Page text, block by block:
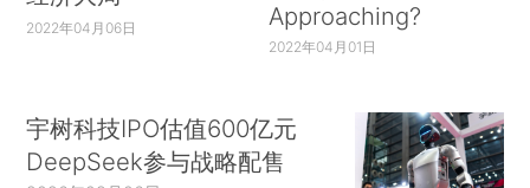
2022年04月06日
Approaching?
2022年04月01日
宇树科技IPO估值600亿元
DeepSeek参与战略配售